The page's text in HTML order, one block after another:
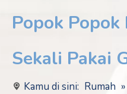
Popok
Sekali Pakai
Kamu di sini: Rumah »